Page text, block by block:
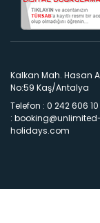
Kalkan Mah. Hasan
No:59 Kaş/Antalya
Telefon : 0 242 606
:
holidays.com